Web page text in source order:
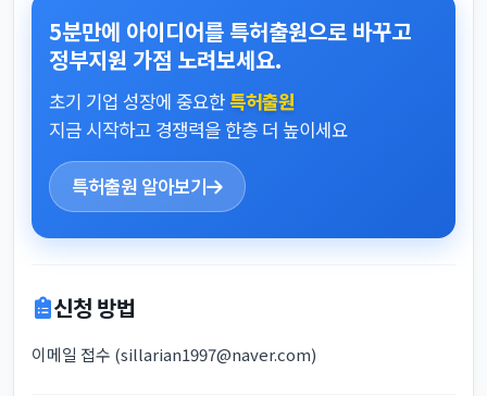
5분만에 아이디어를 특허출원으로 바꾸고
정부지원 가점 노려보세요.
초기 기업 성장에 중요한특허출원
지금 시작하고 경쟁력을 한층 더 높이세요
특허출원 알아보기
신청 방법
이메일 접수 (sillarian1997@naver.com)